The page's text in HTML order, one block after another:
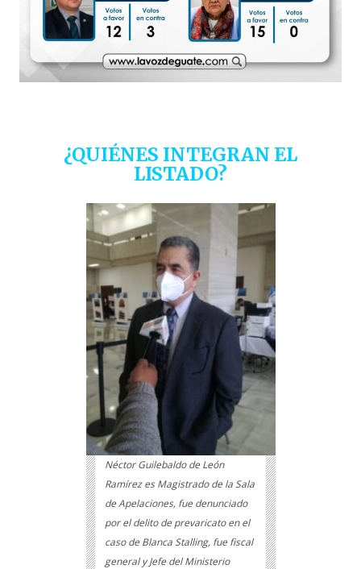
¿QUIÉNES INTEGRAN EL
LISTADO?
Néctor Guilebaldo de León
Ramírez es Magistrado de la Sala
de Apelaciones, fue denunciado
por el delito de prevaricato en el
caso de Blanca Stalling, fue fiscal
general y Jefe del Ministerio